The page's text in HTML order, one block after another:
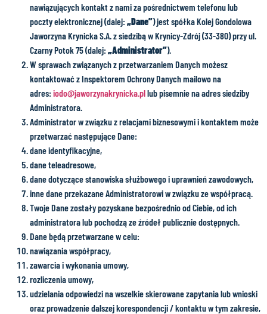
nawiązujących kontakt z nami za pośrednictwem telefonu lub
poczty elektronicznej (dalej: „Dane”) jest spółka Kolej Gondolowa
Jaworzyna Krynicka S.A. z siedzibą w Krynicy-Zdrój (33-380) przy ul.
Czarny Potok 75 (dalej: „Administrator”).
W sprawach związanych z przetwarzaniem Danych możesz
kontaktować z Inspektorem Ochrony Danych mailowo na
adres: iodo@jaworzynakrynicka.pllub pisemnie na adres siedziby
Administratora.
Administrator w związku z relacjami biznesowymi i kontaktem może
przetwarzać następujące Dane:
dane identyfikacyjne,
dane teleadresowe,
dane dotyczące stanowiska służbowego i uprawnień zawodowych,
inne dane przekazane Administratorowi w związku ze współpracą.
Twoje Dane zostały pozyskane bezpośrednio od Ciebie, od ich
administratora lub pochodzą ze źródeł publicznie dostępnych.
Dane będą przetwarzane w celu:
nawiązania współpracy,
zawarcia i wykonania umowy,
rozliczenia umowy,
udzielania odpowiedzi na wszelkie skierowane zapytania lub wnioski
oraz prowadzenie dalszej korespondencji / kontaktu w tym zakresie,